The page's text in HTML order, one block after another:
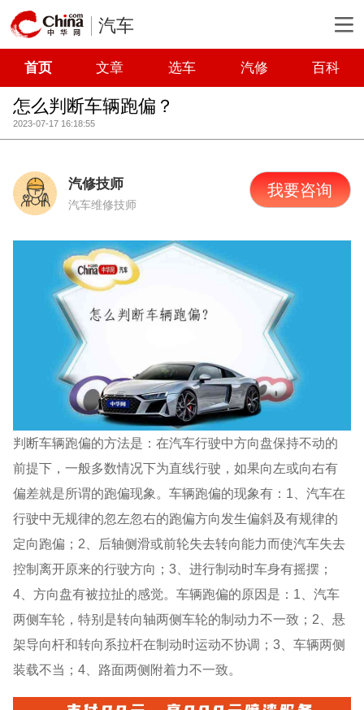
汽车
首页 文章 选车 汽修 百科
怎么判断车辆跑偏？
2023-07-17 16:18:55
汽修技师
汽车维修技师
我要咨询
判断车辆跑偏的方法是：在汽车行驶中方向盘保持不动的
前提下，一般多数情况下为直线行驶，如果向左或向右有
偏差就是所谓的跑偏现象。车辆跑偏的现象有：1、汽车在
行驶中无规律的忽左忽右的跑偏方向发生偏斜及有规律的
定向跑偏；2、后轴侧滑或前轮失去转向能力而使汽车失去
控制离开原来的行驶方向；3、进行制动时车身有摇摆；
4、方向盘有被拉扯的感觉。车辆跑偏的原因是：1、汽车
两侧车轮，特别是转向轴两侧车轮的制动力不一致；2、悬
架导向杆和转向系拉杆在制动时运动不协调；3、车辆两侧
装载不当；4、路面两侧附着力不一致。